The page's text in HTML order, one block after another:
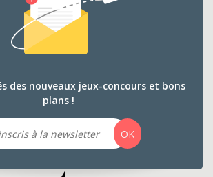
des nouveaux jeux-concours et bons
plans !
OK